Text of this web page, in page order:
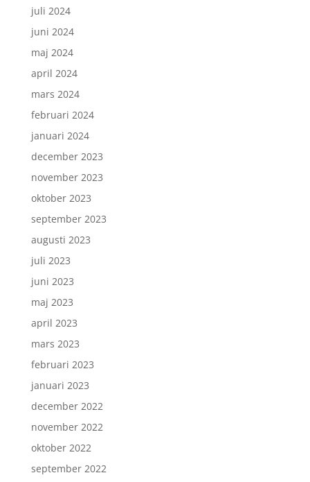
juli 2024
juni 2024
maj 2024
april 2024
mars 2024
februari 2024
januari 2024
december 2023
november 2023
oktober 2023
september 2023
augusti 2023
juli 2023
juni 2023
maj 2023
april 2023
mars 2023
februari 2023
januari 2023
december 2022
november 2022
oktober 2022
september 2022